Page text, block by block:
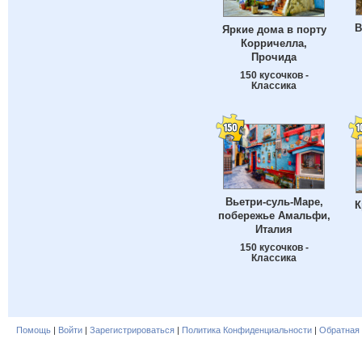
Яркие дома в порту
Корричелла,
Прочида
150 кусочков -
Классика
Вьетри-суль-Маре,
побережье Амальфи,
Италия
150 кусочков -
Классика
Помощь | Войти | Зарегистрироваться | Политика Конфиденциальности | Обратная